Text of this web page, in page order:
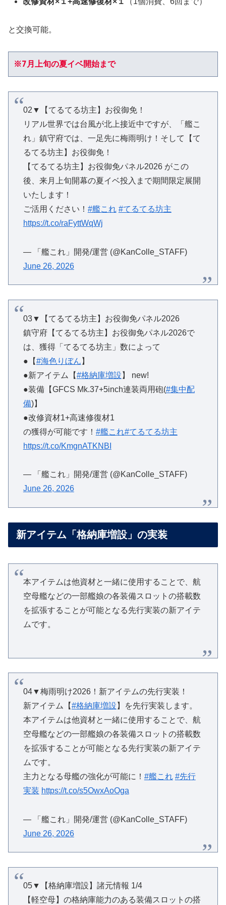
と交換可能。
※7月上旬の夏イベ開始まで
02▼【てるてる坊主】お役御免！
リアル世界では台風が北上接近中ですが、「艦こ
れ」鎮守府では、一足先に梅雨明け！そして【て
るてる坊主】お役御免！
【てるてる坊主】お役御免パネル2026 がこの
後、来月上旬開幕の夏イベ投入まで期間限定展開
いたします！
ご活用ください！ #艦これ #てるてる坊主
https://t.co/raFyttWqWj
— 「艦これ」開発/運営 (@KanColle_STAFF)
June 26, 2026
03▼【てるてる坊主】お役御免パネル2026
鎮守府【てるてる坊主】お役御免パネル2026で
は、獲得「てるてる坊主」数によって
●【#海色りぼん 】
●新アイテム【#格納庫増設 】 new!
●装備【GFCS Mk.37+5inch連装両用砲(#集中配
備)】
●改修資材1+高速修復材1
の獲得が可能です！ #艦これ#てるてる坊主
https://t.co/KmgnATKNBI
— 「艦これ」開発/運営 (@KanColle_STAFF)
June 26, 2026
新アイテム「格納庫増設」の実装
本アイテムは他資材と一緒に使用することで、航
空母艦などの一部艦娘の各装備スロットの搭載数
を拡張することが可能となる先行実装の新アイテ
ムです。
04▼梅雨明け2026！新アイテムの先行実装！
新アイテム【#格納庫増設 】を先行実装します。
本アイテムは他資材と一緒に使用することで、航
空母艦などの一部艦娘の各装備スロットの搭載数
を拡張することが可能となる先行実装の新アイテ
ムです。
主力となる母艦の強化が可能に！ #艦これ #先行
実装 https://t.co/s5OwxAoOga
— 「艦これ」開発/運営 (@KanColle_STAFF)
June 26, 2026
05▼【格納庫増設】諸元情報 1/4
【軽空母】の格納庫能力のある装備スロットの搭